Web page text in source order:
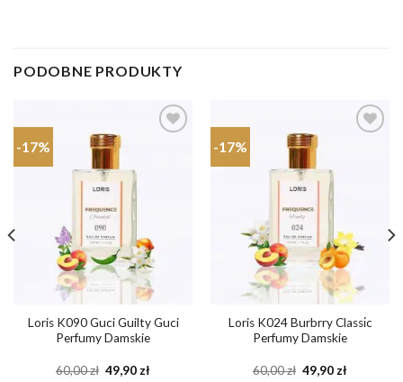
PODOBNE PRODUKTY
-17%
Dodaj do
Loris K090 Guci Guilty Guci
Perfumy Damskie
60,00zł Pierwotna
49,90 złAktualna
-17%
Loris K024 Burbrry Classi̇c
Perfumy Damskie
60,00zł Pierwotna
49,90 złAktualna